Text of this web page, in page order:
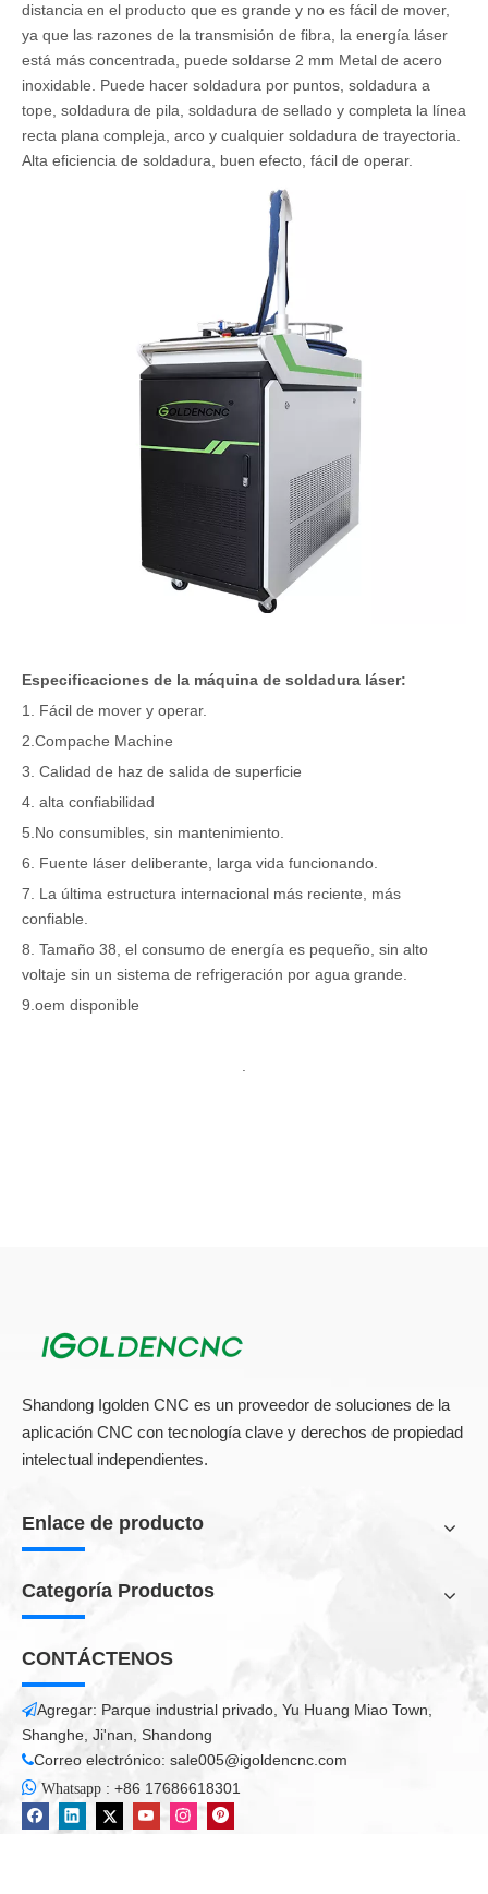
distancia en el producto que es grande y no es fácil de mover,
ya que las razones de la transmisión de fibra, la energía láser
está más concentrada, puede soldarse 2 mm Metal de acero
inoxidable. Puede hacer soldadura por puntos, soldadura a
tope, soldadura de pila, soldadura de sellado y completa la línea
recta plana compleja, arco y cualquier soldadura de trayectoria.
Alta eficiencia de soldadura, buen efecto, fácil de operar.
Especificaciones de la máquina de soldadura láser:
1. Fácil de mover y operar.
2.Compache Machine
3. Calidad de haz de salida de superficie
4. alta confiabilidad
5.No consumibles, sin mantenimiento.
6. Fuente láser deliberante, larga vida funcionando.
7. La última estructura internacional más reciente, más
confiable.
8. Tamaño 38, el consumo de energía es pequeño, sin alto
voltaje sin un sistema de refrigeración por agua grande.
9.oem disponible
Esta máquina es un nuevo modelo que tiene alambre láser
con pistola de soldadura, funciona a mano.
Es muy flexible para soldar algún ángulo inusual.
Conveniente para la soldadura y fácil para el
mantenimiento.
1) La energía, el ancho de pulso, la frecuencia y el tamaño de la
Shandong Igolden CNC es un proveedor de soluciones de la
aplicación CNC con tecnología clave y derechos de propiedad
intelectual independientes.
Enlace de producto
Categoría Productos
CONTÁCTENOS
Agregar: Parque industrial privado, Yu Huang Miao Town,
Shanghe, Ji'nan, Shandong
Correo electrónico: sale005@igoldencnc.com
 Whatsapp : +86 17686618301